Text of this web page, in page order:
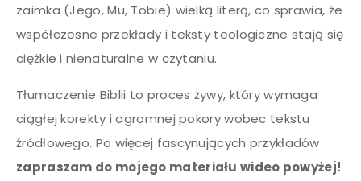
zaimka (Jego, Mu, Tobie) wielką literą, co sprawia, że
współczesne przekłady i teksty teologiczne stają się
ciężkie i nienaturalne w czytaniu.
Tłumaczenie Biblii to proces żywy, który wymaga
ciągłej korekty i ogromnej pokory wobec tekstu
źródłowego. Po więcej fascynujących przykładów
zapraszam do mojego materiału wideo powyżej!